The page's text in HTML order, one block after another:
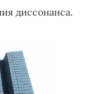
диссонанса.